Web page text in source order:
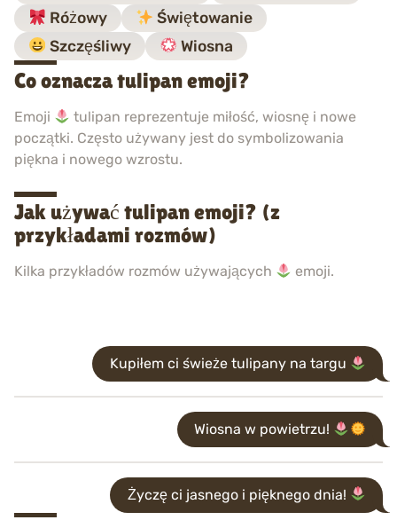
Różowy
Świętowanie
Szczęśliwy
Wiosna
Co oznacza tulipan emoji?
Emoji
tulipan reprezentuje miłość, wiosnę i nowe
początki. Często używany jest do symbolizowania
piękna i nowego wzrostu.
Jak używać tulipan emoji? (z
przykładami rozmów)
Kilka przykładów rozmów używających emoji.
Kupiłem ci świeże tulipany na targu
Wiosna w powietrzu!
Życzę ci jasnego i pięknego dnia!